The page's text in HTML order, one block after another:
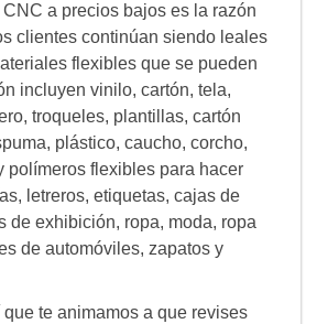
a precios bajos es la razón
clientes continúan siendo leales
flexibles que se pueden
incluyen vinilo, cartón, tela,
troqueles, plantillas, cartón
plástico, caucho, corcho,
polímeros flexibles para hacer
letreros, etiquetas, cajas de
de exhibición, ropa, moda, ropa
de automóviles, zapatos y
te animamos a que revises